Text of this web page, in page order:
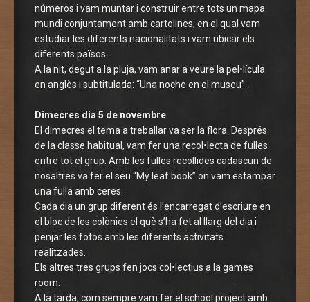
números i vam muntar i construir entre tots un mapa
mundi conjuntament amb cartolines, en el qual vam
estudiar les diferents nacionalitats i vam ubicar els
diferents països.
A la nit, degut a la pluja, vam anar a veure la pel•lícula
en anglès i subtitulada: “Una noche en el museu”.
Dimecres dia 5 de novembre
El dimecres el tema a treballar va ser la flora. Després
de la classe habitual, vam fer una recol•lecta de fulles
entre tot el grup. Amb les fulles recollides cadascun de
nosaltres va fer el seu “My leaf book” on vam estampar
una fulla amb ceres.
Cada dia un grup diferent és l’encarregat d’escriure en
el bloc de les colònies el què s’ha fet al llarg del dia i
penjar les fotos amb les diferents activitats
realitzades.
Els altres tres grups fen jocs col•lectius a la games
room.
A la tarda, com sempre vam fer el school project amb